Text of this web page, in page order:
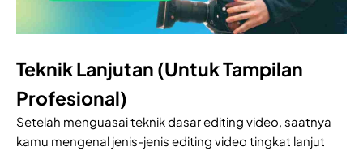
Teknik Lanjutan (Untuk Tampilan
Profesional)
Setelah menguasai teknik dasar editing video, saatnya
kamu mengenal jenis-jenis editing video tingkat lanjut